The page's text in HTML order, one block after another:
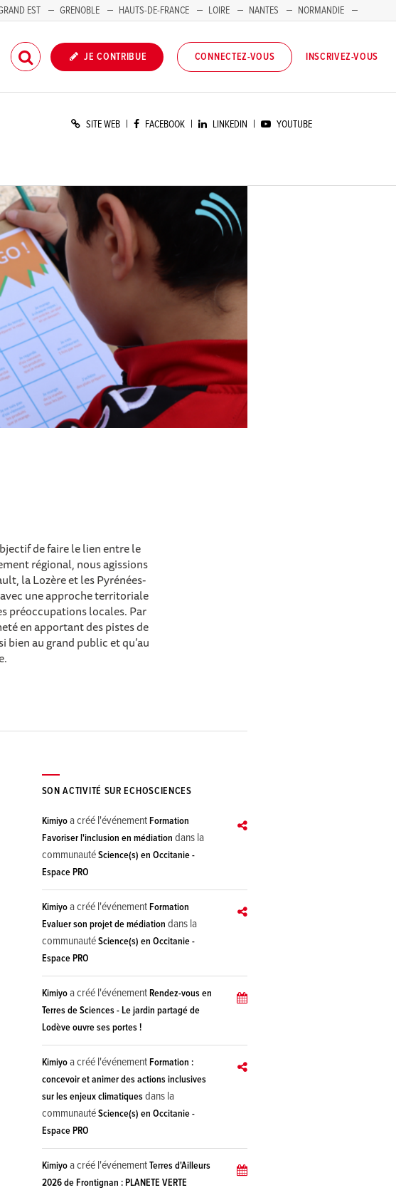
EST GRENOBLE HAUTS-DE-FRANCE LOIRE NANTES
NORMANDIE
JE CONTRIBUE CONNECTEZ-VOUS INSCRIVEZ-VOUS
SITE WEB | FACEBOOK | LINKEDIN | YOUTUBE
de faire le lien entre le
régional, nous agissions
la Lozère et les Pyrénées-
une approche territoriale
préoccupations locales. Par
en apportant des pistes de
au grand public et qu’au
SON ACTIVITÉ SUR ECHOSCIENCES
Kimiyoa créé l'événementFormation
Favoriser l'inclusion en médiation dans la
communautéScience(s) en Occitanie -
Espace PRO
Kimiyoa créé l'événementFormation
Evaluer son projet de médiation dans la
communautéScience(s) en Occitanie -
Espace PRO
Kimiyoa créé l'événementRendez-vous en
Terres de Sciences - Le jardin partagé de
Lodève ouvre ses portes !
Kimiyoa créé l'événementFormation :
concevoir et animer des actions inclusives
sur les enjeux climatiques dans la
communautéScience(s) en Occitanie -
Espace PRO
Kimiyoa créé l'événementTerres d'Ailleurs
2026 de Frontignan : PLANETE VERTE